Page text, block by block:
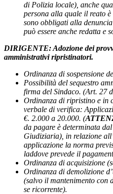
di Polizia locale), anche
persona alla quale il reato
sono obbligati alla
può essere anche redatta e
DIRIGENTE: Adozione dei
amministrativi ripristinatori.
Ordinanza di sospensione
Possibilità del sequestro
firma del Sindaco. (Art. 27
Ordinanza di ripristino e in
verbale di verifica:
€. 2.000 a 20.000. (
da pagare è determinata
Giudiziaria), in relazione
applicazione la norma
laddove prevede il
Ordinanza di acquisizione
Ordinanza di demolizione
(salvo il mantenimento con
se ricorrente).